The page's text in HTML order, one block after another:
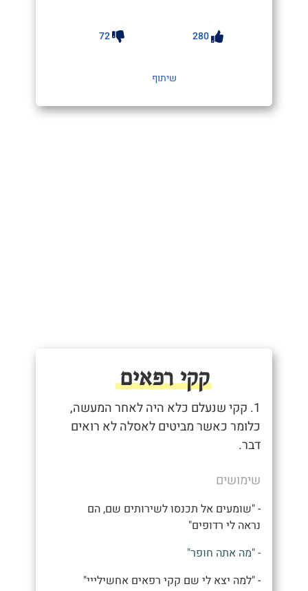
280
72
שיתוף
קקי רפאים
1. קקי שנעלם כלא היה לאחר המעשה,
כלומר כאשר מביטים לאסלה לא רואים
דבר.
שימושים
- "שומעים אל תכנסו לשירותים שם, הם
נראה לי רדופים"
- "מה אתה חופר"
- "למה יצא לי שם קקי רפאים אחשילייי"